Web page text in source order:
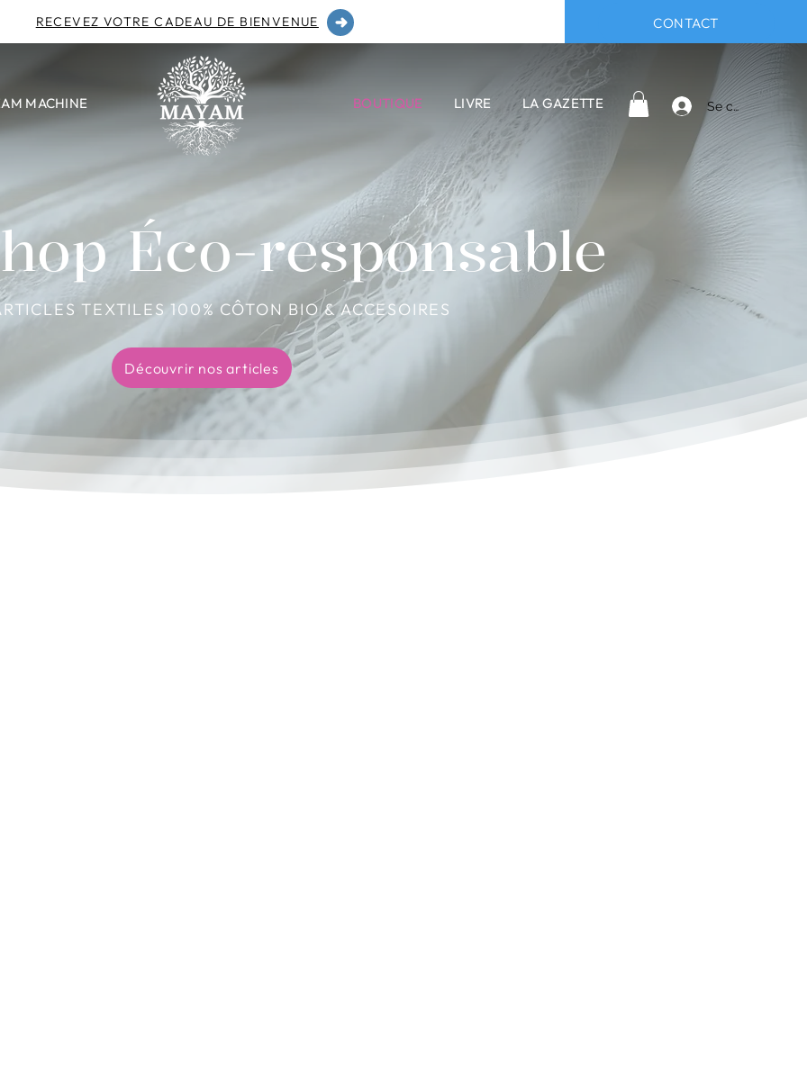
RECEVEZ VOTRE CADEAU DE BIENVENUE CONTACT
MACHINE BOUTIQUE LIVRE LA GAZETTE Se connecter
Éco-responsable
TEXTILES 100% CÔTON BIO & ACCESOIRES
Découvrir nos articles